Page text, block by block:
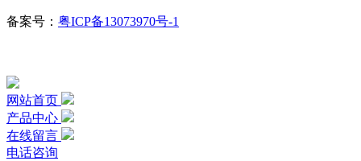
备案号： 粤ICP备13073970号-1
网站首页
产品中心
在线留言
电话咨询